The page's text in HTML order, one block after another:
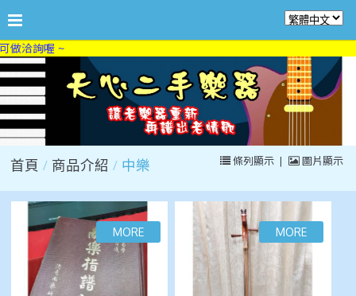
首頁 商品介紹 中樂 條列顯示 | 圖片顯示